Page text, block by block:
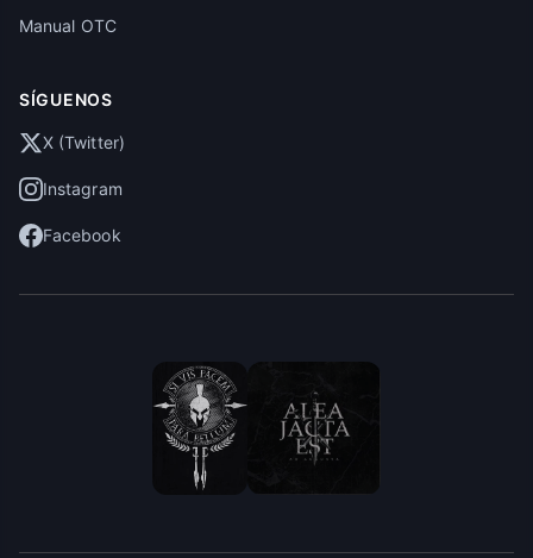
Manual OTC
SÍGUENOS
X (Twitter)
Instagram
Facebook